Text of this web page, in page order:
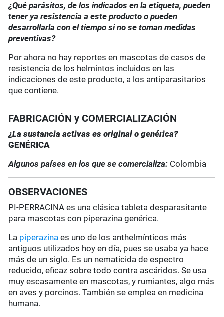
¿Qué parásitos, de los indicados en la etiqueta, pueden
tener ya resistencia a este producto o pueden
desarrollarla con el tiempo si no se toman medidas
preventivas?
Por ahora no hay reportes en mascotas de casos de
resistencia de los helmintos incluidos en las
indicaciones de este producto, a los antiparasitarios
que contiene.
FABRICACIÓN y COMERCIALIZACIÓN
¿La sustancia activas es original o genérica?
GENÉRICA
Algunos países en los que se comercializa: Colombia
OBSERVACIONES
PI-PERRACINA es una clásica tableta desparasitante
para mascotas con piperazina genérica.
La piperazina es uno de los anthelmínticos más
antiguos utilizados hoy en día, pues se usaba ya hace
más de un siglo. Es un nematicida de espectro
reducido, eficaz sobre todo contra ascáridos. Se usa
muy escasamente en mascotas, y rumiantes, algo más
en aves y porcinos. También se emplea en medicina
humana.